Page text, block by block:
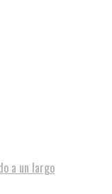
a un largo